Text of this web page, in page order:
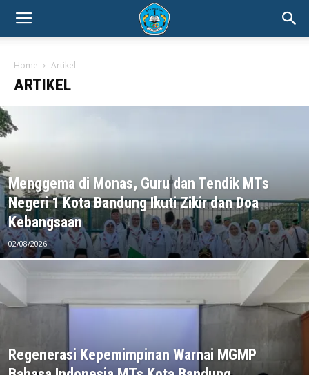
Home Artikel
ARTIKEL
Menggema di Monas, Guru dan Tendik MTs
Negeri 1 Kota Bandung Ikuti Zikir dan Doa
Kebangsaan
02/08/2026
Regenerasi Kepemimpinan Warnai MGMP